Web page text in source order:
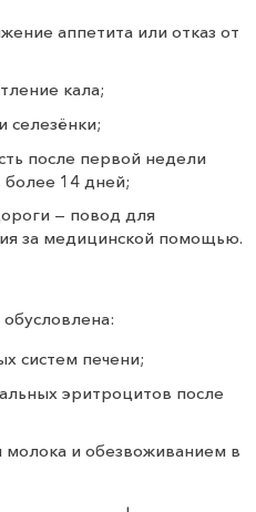
аппетита или отказ от
кала;
селезёнки;
после первой недели
более 14 дней;
— повод для
за медицинской помощью.
систем печени;
эритроцитов после
и обезвоживанием в